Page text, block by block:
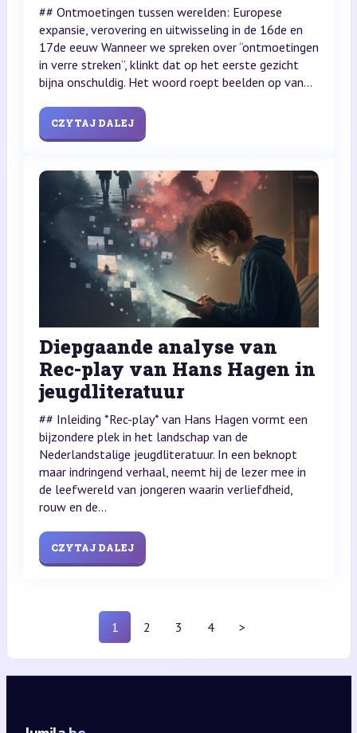
## Ontmoetingen tussen werelden: Europese
expansie, verovering en uitwisseling in de 16de en
17de eeuw Wanneer we spreken over “ontmoetingen
in verre streken”, klinkt dat op het eerste gezicht
bijna onschuldig. Het woord roept beelden op van...
CZYTAJ DALEJ
Diepgaande analyse van
Rec-play van Hans Hagen in
jeugdliteratuur
## Inleiding *Rec-play* van Hans Hagen vormt een
bijzondere plek in het landschap van de
Nederlandstalige jeugdliteratuur. In een beknopt
maar indringend verhaal, neemt hij de lezer mee in
de leefwereld van jongeren waarin verliefdheid,
rouw en de...
CZYTAJ DALEJ
1 2 3 4 >